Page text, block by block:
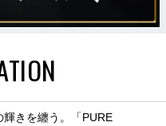
輝きを纏う。「PURE